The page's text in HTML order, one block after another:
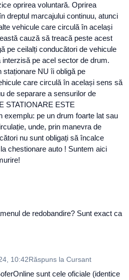
oprirea voluntară. Oprirea
dreptul marcajului continuu, atunci
vehicule care circulă în același
cauză să treacă peste acest
pe ceilalți conducători de vehicule
pe acel sector de drum.
NU îi obligă pe
care circulă în același sens să
de separare a sensurilor de
STATIONARE ESTE
exemplu: pe un drum foarte lat sau
unde, prin manevra de
nu sunt obligați să încalce
chestionare auto ! Suntem aici
de redobandire? Sunt exact ca
10:42Răspuns la Cursant
sunt cele oficiale (identice